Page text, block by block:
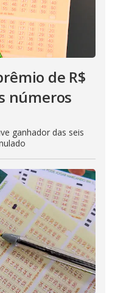
de R$
números
ganhador das seis